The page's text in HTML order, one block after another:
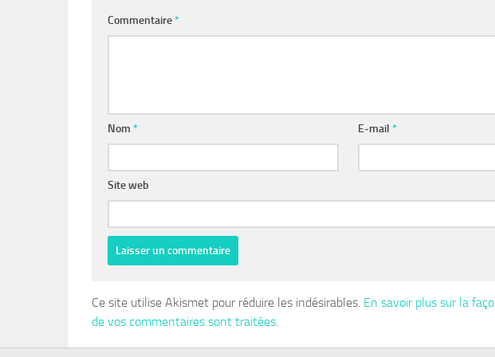
Commentaire*
Nom * E-mail*
Site web
Ce site utilise Akismet pour réduire les indésirables. En savoir plus sur la
de vos commentaires sont traitées